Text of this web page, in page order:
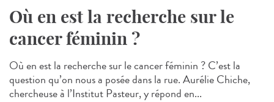
Où en est la recherche sur le
cancer féminin ?
Où en est la recherche sur le cancer féminin ? C’est la
question qu’on nous a posée dans la rue. Aurélie Chiche,
chercheuse à l’Institut Pasteur, y répond en...